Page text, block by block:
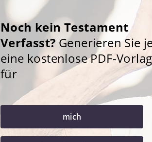
Noch kein Testament
Verfasst? Generieren Sie
eine kostenlose PDF-
für
mich